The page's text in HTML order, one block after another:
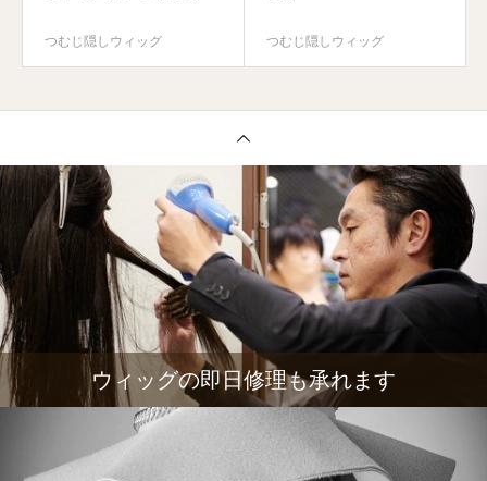
つむじ隠しウィッグ つむじ隠しウィッグ
ウィッグの即日修理も承れます